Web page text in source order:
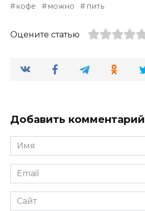
кофе можно пить
Оцените статью
Добавить комментарий
Имя
*
Email
*
Сайт